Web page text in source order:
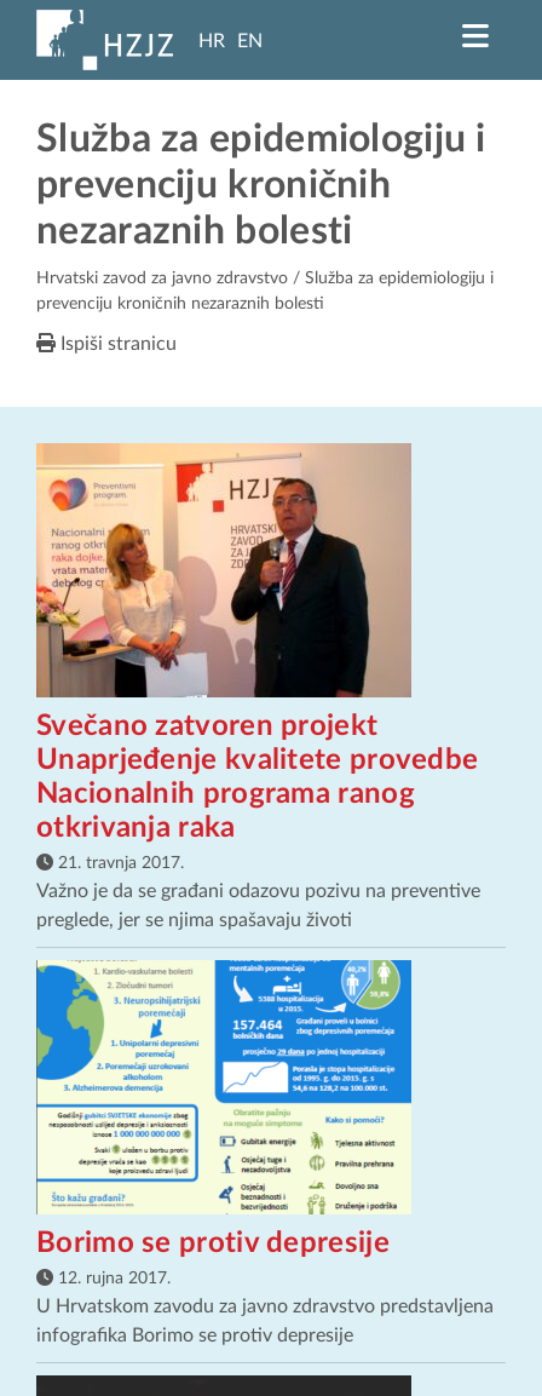
HR EN
Služba za epidemiologiju i
prevenciju kroničnih
nezaraznih bolesti
Hrvatski zavod za javno zdravstvo / Služba za epidemiologiju i
prevenciju kroničnih nezaraznih bolesti
Ispiši stranicu
Svečano zatvoren projekt
Unaprjeđenje kvalitete provedbe
Nacionalnih programa ranog
otkrivanja raka
21. travnja 2017.
Važno je da se građani odazovu pozivu na preventive
preglede, jer se njima spašavaju životi
Borimo se protiv depresije
12. rujna 2017.
U Hrvatskom zavodu za javno zdravstvo predstavljena
infografika Borimo se protiv depresije